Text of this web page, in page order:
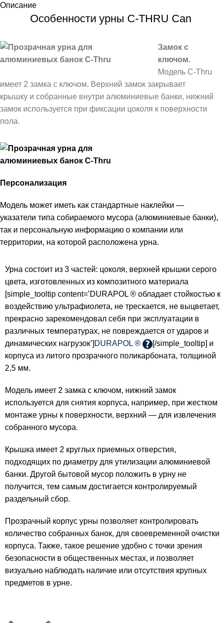
Описание
Особенности урны C-THRU Can
Замок с
ключом.
Модель C-Thru
имеет 2 замка с ключом. Верхний замок закрывает
крышку и собранные внутри алюминиевые банки, нижний
замок используется при фиксации цоколя к поверхности
пола.
Персонализация
Модель может иметь как стандартные наклейки —
указатели типа собираемого мусора (алюминиевые банки),
так и персональную информацию о компании или
территории, на которой расположена урна.
Урна состоит из 3 частей: цоколя, верхней крышки серого
цвета, изготовленных из композитного материала
[simple_tooltip content=’DURAPOL ® обладает стойкостью к
воздействию ультрафиолета, не трескается, не выцветает,
прекрасно зарекомендовал себя при эксплуатации в
различных температурах, не повреждается от ударов и
динамических нагрузок’] DURAPOL ®
[/simple_tooltip] и
корпуса из литого прозрачного поликарбоната, толщиной
2,5 мм.
Модель имеет 2 замка с ключом, нижний замок
используется для снятия корпуса, например, при жестком
монтаже урны к поверхности, верхний — для извлечения
собранного мусора.
Крышка имеет 2 круглых приемных отверстия,
подходящих по диаметру для утилизации алюминиевой
банки. Другой бытовой мусор положить в урну не
получится, тем самым достигается контролируемый
раздельный сбор.
Прозрачный корпус урны позволяет контролировать
количество собранных банок, для своевременной очистки
корпуса. Также, такое решение удобно с точки зрения
безопасности в общественных местах, и позволяет
визуально наблюдать наличие или отсутствия крупных
предметов в урне.